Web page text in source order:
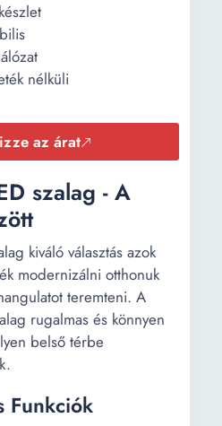
nélküli
az árat
szalag - A
kiváló választás azok
modernizálni otthonuk
teremteni. A
rugalmas és könnyen
belső térbe
Funkciók